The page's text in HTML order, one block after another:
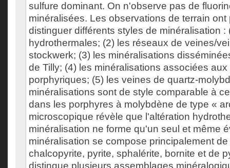
sulfure dominant. On n'observe pas de
minéralisées. Les observations de terrain ont
distinguer différents styles de minéralisation :
hydrothermales; (2) les réseaux de veines/
stockwerk; (3) les minéralisations
de Tilly; (4) les minéralisations associées
porphyriques; (5) les veines de quartz-
minéralisations sont de style comparable à
dans les porphyres à molybdène de type «
microscopique révèle que l'altération
minéralisation ne forme qu'un seul et même
minéralisation se compose principalement
chalcopyrite, pyrite, sphalérite, bornite et de
distingue plusieurs assemblages